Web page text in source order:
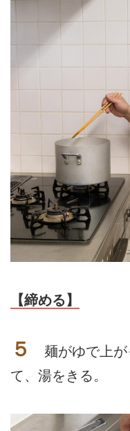
【締める】
５
麺がゆで上が
て、湯をきる。